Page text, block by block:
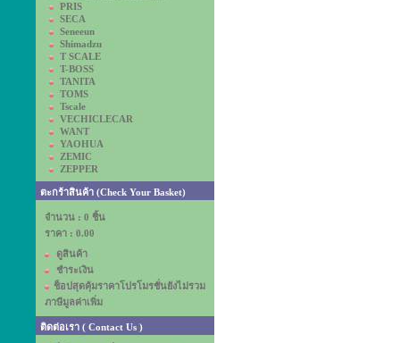
PRIS
SECA
Seneeun
Shimadzu
T SCALE
T-BOSS
TANITA
TOMS
Tscale
VECHICLECAR
WANT
YAOHUA
ZEMIC
ZEPPER
ตะกร้าสินค้า (Check Your Basket)
จำนวน : 0 ชิ้น
ราคา : 0.00
ดูสินค้า
ชำระเงิน
ช็อปสุดคุ้มราคาโปรโมรชั่นยังไม่รวม
ภาษีมูลค่าเพิ่ม
ติดต่อเรา ( Contact Us )